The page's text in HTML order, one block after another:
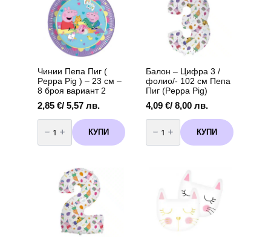
14,90 лв.
options
may
chosen
product
page
вариант
Чинии Пепа Пиг (
Peppa Pig ) – 23 см –
8 броя вариант 2
2,85 €/ 5,57 лв.
количество
за
Чинии
Пепа
КУПИ
Балон – Цифра 3 /
фолио/- 102 см Пепа
Пиг (Peppa Pig)
4,09 €/ 8,00 лв.
количество
за
Балон
-
Пепа
Пиг
(Peppa
Pig)
КУПИ